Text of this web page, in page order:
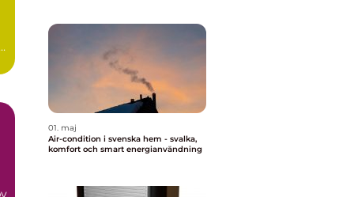
01. maj
Air-condition i svenska hem - svalka,
komfort och smart energianvändning